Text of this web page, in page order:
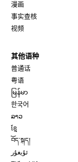
漫画
事实查核
视频
其他语种
普通话
粤语
မြန်မာ
한국어
ລາວ
ខ្មែ
བོད་སྐད།
ئۇيغۇر